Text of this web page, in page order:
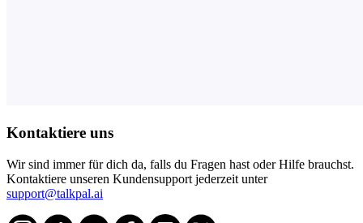
Kontaktiere uns
Wir sind immer für dich da, falls du Fragen hast oder Hilfe brauchst.
Kontaktiere unseren Kundensupport jederzeit unter
support@talkpal.ai